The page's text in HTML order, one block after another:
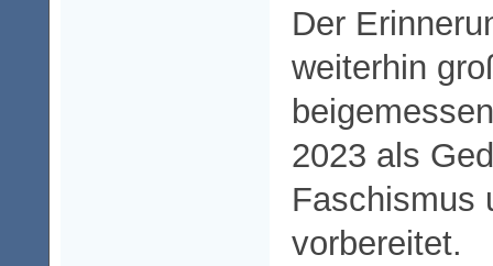
Der
weiterhin
2023 als
Faschismus
vorbereitet.